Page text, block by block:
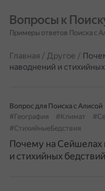
Вопросы к
Примеры ответов Поиска с
Главная / Другое /
наводнений и
Вопрос для Поиска с Алисой
#География
#Климат
#СтихийныеБедствия
Почему на Сейшелах
и стихийных